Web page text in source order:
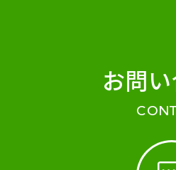
お問